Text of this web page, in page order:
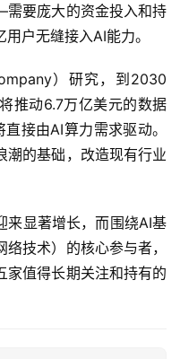
要庞大的资金投入和持
户无缝接入AI能力。
）研究，到2030
推动6.7万亿美元的数据
接由AI算力需求驱动。
潮的基础，改造现有行业
来显著增长，而围绕AI基
技术）的核心参与者，
家值得长期关注和持有的